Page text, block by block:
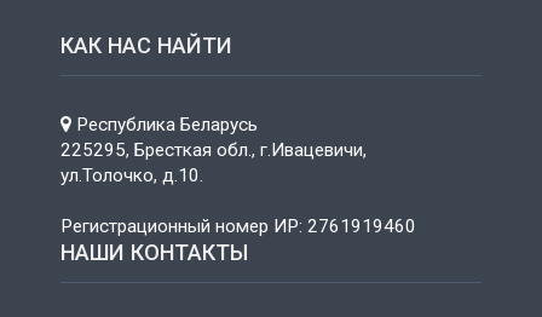
КАК НАС НАЙТИ
Республика Беларусь
225295, Бресткая обл., г.Ивацевичи,
ул.Толочко, д.10.
Регистрационный номер ИР: 2761919460
НАШИ КОНТАКТЫ